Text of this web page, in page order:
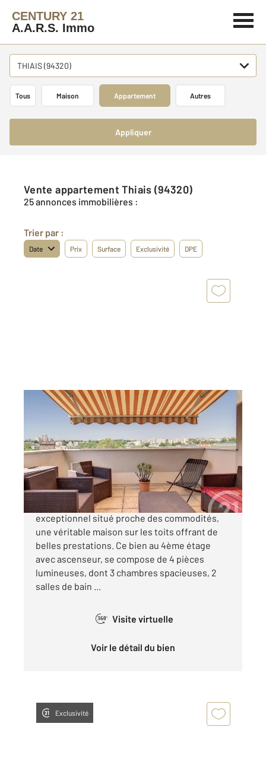
CENTURY 21
A.A.R.S. Immo
THIAIS (94320)
Tous Maison Appartement Autres
Appliquer
Vente appartement Thiais (94320)
25 annonces immobilières :
Trier par :
Date Prix Surface Exclusivité DPE
THIAIS 94
106,93 m2, 4 pièces
Ref : 25874
Appartement Duplex à vendre
449 000 €
THIAIS - Découvrez un appartement
exceptionnel situé proche des commodités,
une véritable maison sur les toits offrant de
belles prestations. Ce bien au 4ème étage
avec ascenseur, se compose de 4 pièces
lumineuses, dont 3 chambres spacieuses, 2
salles de bain ...
360° Visite virtuelle
Voir le détail du bien
Exclusivité